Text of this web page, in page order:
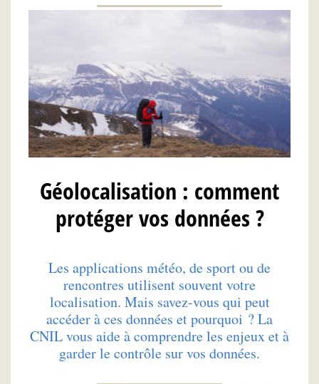
Géolocalisation : comment
protéger vos données ?
Les applications météo, de sport ou de
rencontres utilisent souvent votre
localisation. Mais savez-vous qui peut
accéder à ces données et pourquoi ? La
CNIL vous aide à comprendre les enjeux et à
garder le contrôle sur vos données.